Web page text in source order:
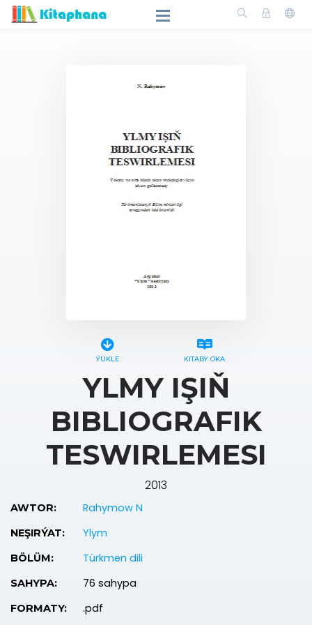
ÝÜKLE KITABY OKA
YLMY IŞIŇ
BIBLIOGRAFIK
TESWIRLEMESI
2013
AWTOR: Rahymow N
NEŞIRÝAT: Ylym
BÖLÜM: Türkmen dili
SAHYPA: 76 sahypa
FORMATY: .pdf